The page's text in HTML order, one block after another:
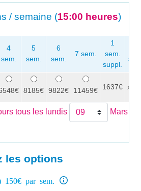
/ semaine (15:00 heures)
4
sem.
5
sem.
6
sem.
7 sem.
1
sem.
suppl.
8185€ 9822€ 11459€ 1637€ x
tous les lundis
Mars
les options
150€ par sem.